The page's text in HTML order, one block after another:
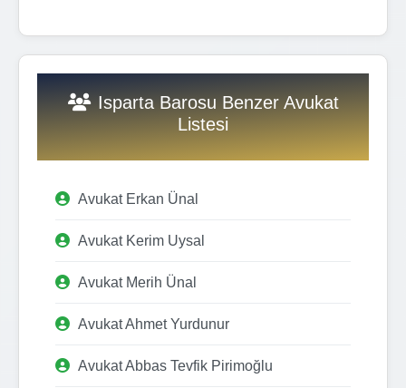
Isparta Barosu Benzer Avukat
Listesi
Avukat Erkan Ünal
Avukat Kerim Uysal
Avukat Merih Ünal
Avukat Ahmet Yurdunur
Avukat Abbas Tevfik Pirimoğlu